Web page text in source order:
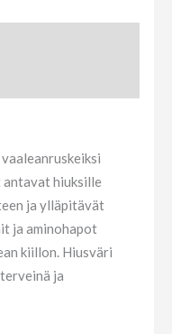
hiuksille
ja ylläpitävät
ja aminohapot
kiillon. Hiusväri
ja